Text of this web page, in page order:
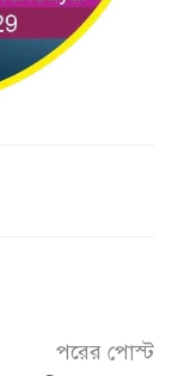
পরের পোস্ট